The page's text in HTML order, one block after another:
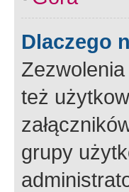
Dlaczego
też
grupy